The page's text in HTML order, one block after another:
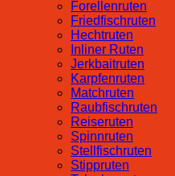
Forellenruten
Friedfischruten
Hechtruten
Inliner Ruten
Jerkbaitruten
Karpfenruten
Matchruten
Raubfischruten
Reiseruten
Spinnruten
Stellfischruten
Stippruten